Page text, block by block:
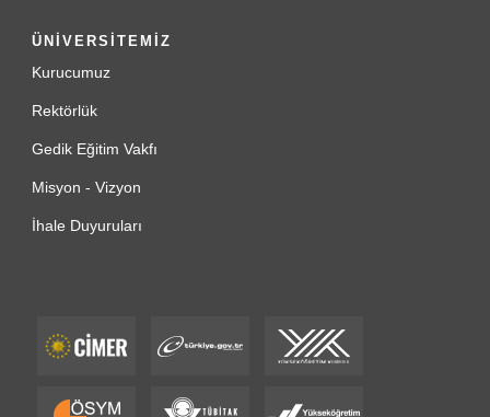
ÜNİVERSİTEMİZ
Kurucumuz
Rektörlük
Gedik Eğitim Vakfı
Misyon - Vizyon
İhale Duyuruları